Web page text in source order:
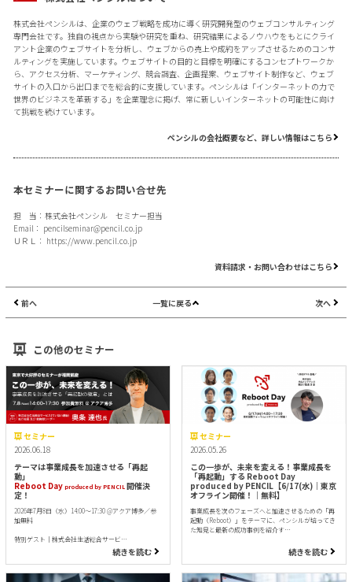
株式会社ペンシルは、企業のウェブ戦略を成功に導く研究開発型のウェブコンサルティング
専門会社です。独自の視点から実験や研究を重ね、研究結果によるノウハウをもとにクライ
アント企業のウェブサイトを分析し、ウェブからの売上や成約をアップさせるためのコンサ
ルティングを実施しています。ウェブサイトの目的と目標を明確にするコンセプトワークか
ら、アクセス分析、マーケティング、競合調査、企画提案、ウェブサイト制作など、ウェブ
サイトの入口から出口までを総合的に支援しています。ペンシルは「インターネットの力で
世界のビジネスを革新する」を企業理念に掲げ、常に新しいインターネットの可能性に向け
て挑戦を続けています。
ペンシルの会社概要など、詳しい情報はこちら
本セミナーに関するお問い合せ先
担 当：株式会社ペンシル セミナー担当
Email： pencilseminar@pencil.co.jp
ＵＲＬ： https://www.pencil.co.jp
資料請求・お問い合わせはこちら
前へ 一覧に戻る 次へ
この他のセミナー
セミナー
2026.06.18
テーマは事業成長を加速させる「再起
動」
Reboot Dayproduced by PENCIL 開催決
定！
2026年7月8日（水）14:00～17:30 @アクア博多／参
加無料
特別ゲスト｜株式会社生活総合サービ…
続きを読む
セミナー
2026.05.26
この一歩が、未来を変える！事業成長を
「再起動」する Reboot Day
produced by PENCIL【6/17(水)｜東京
オフライン開催！｜無料】
事業成長を次のフェーズへと加速させるための「再
起動（Reboot）」をテーマに、ペンシルが培ってき
た知見と最新の成功事例を紹介す…
続きを読む